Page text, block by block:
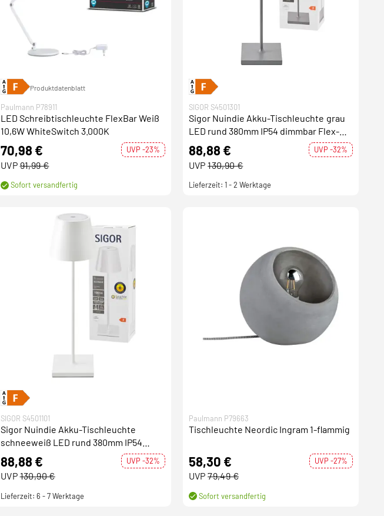
Produktdatenblatt
Paulmann P78911
LED Schreibtischleuchte FlexBar Weiß
10,6W WhiteSwitch 3.000K
70,98 € UVP -23%
UVP91,99 €
Sofort versandfertig
SIGOR S4501301
Sigor Nuindie Akku-Tischleuchte grau
LED rund 380mm IP54 dimmbar Flex-
Mood Easy-Connect
88,88 € UVP -32%
UVP 130,90 €
Lieferzeit: 1 - 2 Werktage
SIGOR S4501101
Sigor Nuindie Akku-Tischleuchte
schneeweiß LED rund 380mm IP54
dimmbar Flex-Mood Easy-Connect
88,88 € UVP -32%
UVP130,90 €
Lieferzeit: 6 - 7 Werktage
Paulmann P79663
Tischleuchte Neordic Ingram 1-flammig
58,30 € UVP -27%
UVP 79,49 €
Sofort versandfertig